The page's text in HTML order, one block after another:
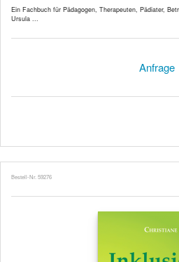
Ein Fachbuch für Pädagogen, Therapeuten, Pädiater,
Ursula ...
Anfrage
Bestell-Nr. 59276